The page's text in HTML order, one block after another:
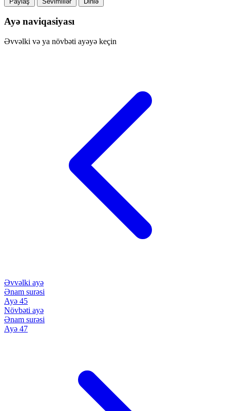
Ayə naviqasiyası
Əvvəlki və ya növbəti ayəyə keçin
Əvvəlki ayə
Ənam surəsi
Ayə 45
Növbəti ayə
Ənam surəsi
Ayə 47